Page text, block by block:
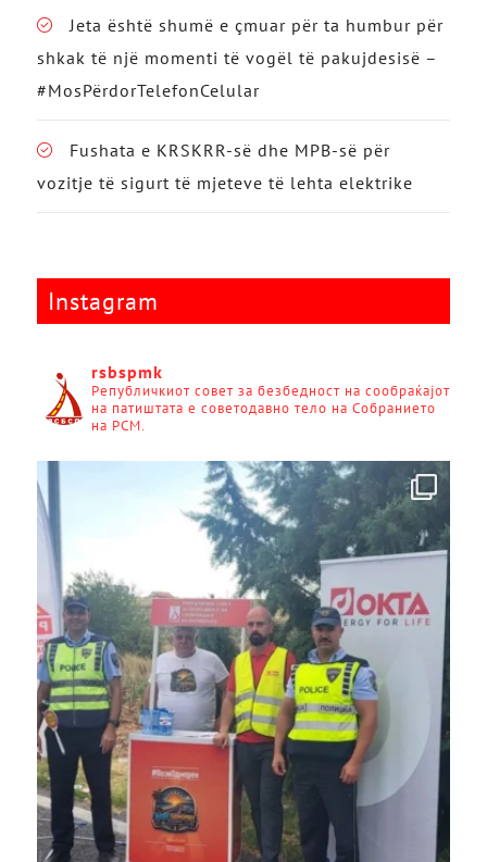
Jeta është shumë e çmuar për ta humbur për
shkak të një momenti të vogël të pakujdesisë –
#MosPërdorTelefonCelular
Fushata e KRSKRR-së dhe MPB-së për
vozitje të sigurt të mjeteve të lehta elektrike
Instagram
rsbspmk
Републичкиот совет за безбедност на сообраќајот
на патиштата е советодавно тело на Собранието
на РСМ.